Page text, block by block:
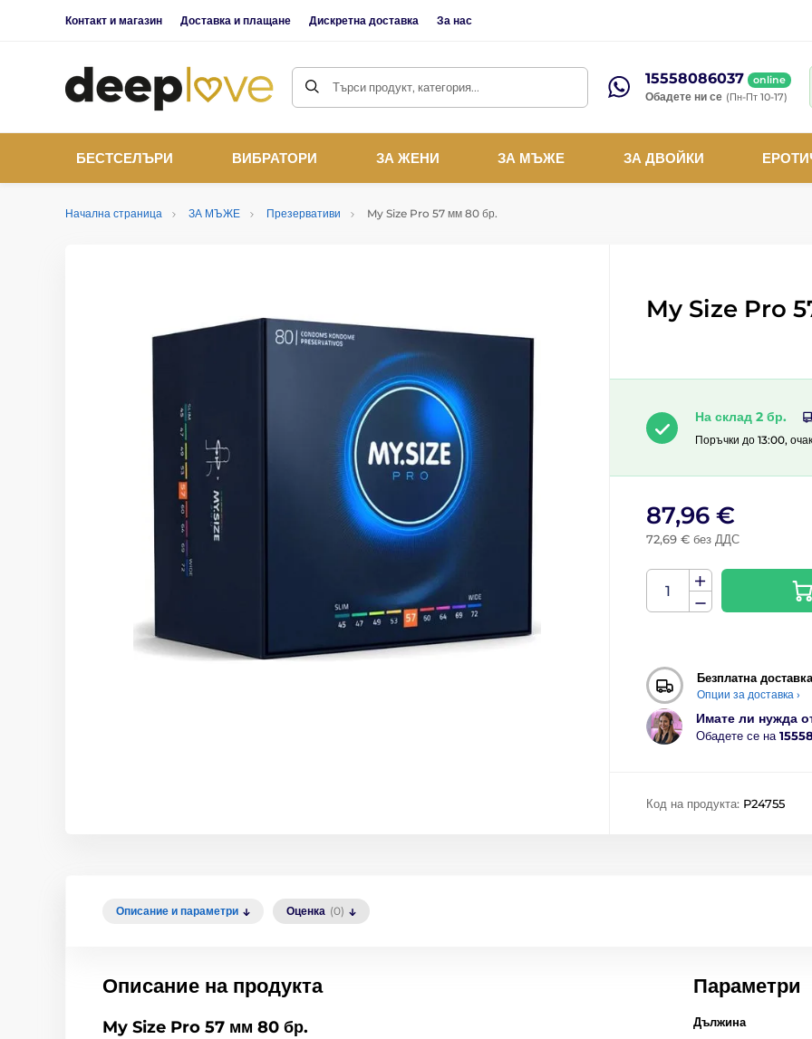
Контакт и магазин Доставка и плащане Дискретна доставка За нас
Търси продукт, категория... 15558086037 online
Обадете ни се (Пн-Пт 10-17)
БЕСТСЕЛЪРИ ВИБРАТОРИ ЗА ЖЕНИ ЗА МЪЖЕ ЗА ДВОЙКИ
Начална страница ЗА МЪЖЕ Презервативи My Size Pro 57 мм 80 бр.
My Size Pro
На склад 2 бр.
Поръчки до 13:00,
87,96 €
72,69 € без ДДС
Безплатна доставка
Опции за доставка ›
Имате ли нужда
Обадете се на
Код на продукта: P24755
Описание и параметри Оценка (0)
Описание на продукта
My Size Pro 57 мм 80 бр.
Параметри
Дължина